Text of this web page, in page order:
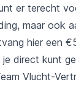
er terecht
maar ook
hier een
je direct kunt
Vlucht-